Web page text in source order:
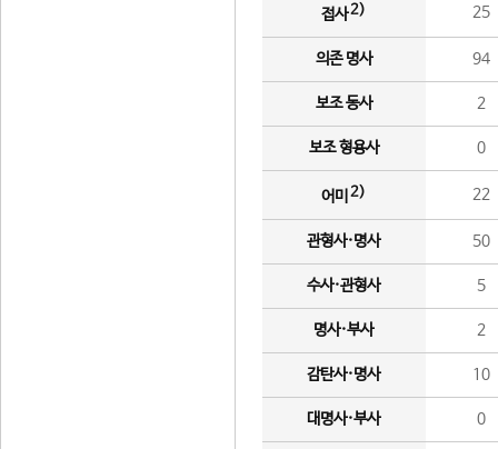
접사2) 25
의존 명사 94
보조 동사 2
보조 형용사 0
어미 2) 22
관형사·명사 50
수사·관형사 5
명사·부사 2
감탄사·명사 10
대명사·부사 0